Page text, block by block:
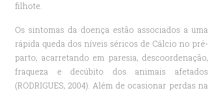
filhote.
Os sintomas da doença estão associados a uma
rápida queda dos níveis séricos de Cálcio no pré-
parto, acarretando em paresia, descoordenação,
fraqueza e decúbito dos animais afetados
(RODRIGUES, 2004). Além de ocasionar perdas na